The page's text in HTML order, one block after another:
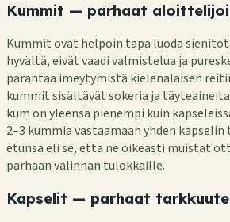
Kummit — parhaat
Kummit ovat helpoin tapa luoda
hyvältä, eivät vaadi valmistelua ja
parantaa imeytymistä kielenalaisen
kummit sisältävät sokeria ja
kum on yleensä pienempi kuin
2–3 kummia vastaamaan yhden
etunsa eli se, että ne oikeasti muistat
parhaan valinnan tulokkaille.
Kapselit — parhaat